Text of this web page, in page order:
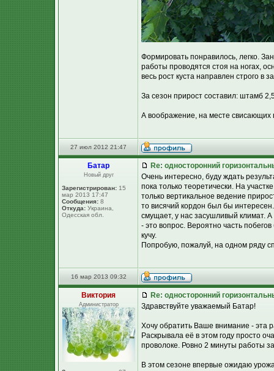
Формировать понравилось, легко.
работы проводятся стоя на ногах,
весь рост куста направлен строго
За сезон прирост составил: штамб
А воображение, на месте свисающих
27 июл 2012 21:47
Батар
Новый друг
Зарегистрирован: 15
мар 2013 17:47
Сообщения: 8
Откуда: Украина,
Одесская обл.
Re: односторонний
Очень интересно, буду ждать
пока только теоретически. На
только вертикальное ведение
то висячий кордон был бы
смущает, у нас засушливый климат.
- это вопрос. Вероятно часть
кучу.
Попробую, пожалуй, на одном ряду
16 мар 2013 09:32
Виктория
Администратор
Re: односторонний
Здравствуйте уважаемый Батар!
Хочу обратить Ваше внимание - эта
Раскрывала её в этом году просто
проволоке. Ровно 2 минуты работы
В этом сезоне впервые ожидаю